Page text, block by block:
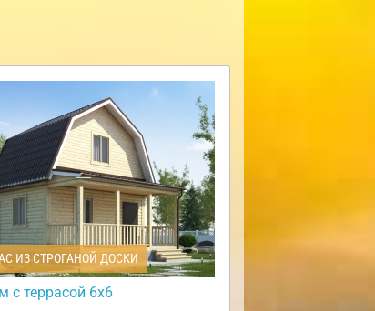
ИЗ СТРОГАНОЙ ДОСКИ
с террасой 6х6